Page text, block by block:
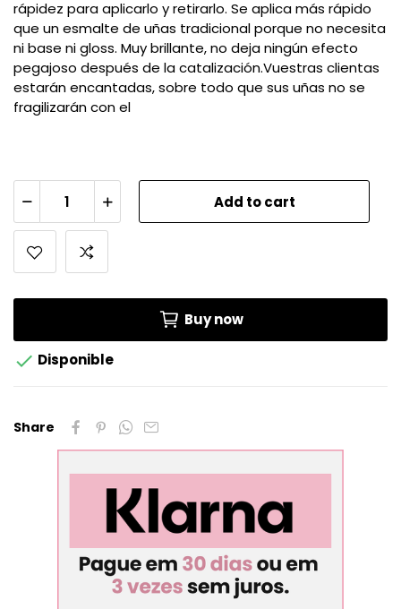
rápidez para aplicarlo y retirarlo. Se aplica más rápido
que un esmalte de uñas tradicional porque no necesita
ni base ni gloss. Muy brillante, no deja ningún efecto
pegajoso después de la catalización.Vuestras clientas
estarán encantadas, sobre todo que sus uñas no se
fragilizarán con el
Add to cart
Buy now
 Disponible
Share